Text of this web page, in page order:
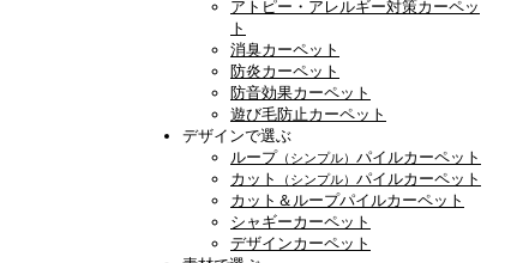
アトピー・アレルギー対策カーペッ
ト
消臭カーペット
防炎カーペット
防音効果カーペット
遊び毛防止カーペット
デザインで選ぶ
ループ （シンプル） パイルカーペット
カット
（シンプル） パイルカーペット
カット＆ループパイルカーペット
シャギーカーペット
デザインカーペット